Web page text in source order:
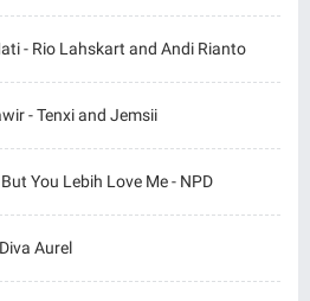
- Rio Lahskart and Andi Rianto
- Tenxi and Jemsii
You Lebih Love Me - NPD
Aurel